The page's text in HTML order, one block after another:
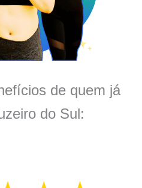
de quem já
do Sul: